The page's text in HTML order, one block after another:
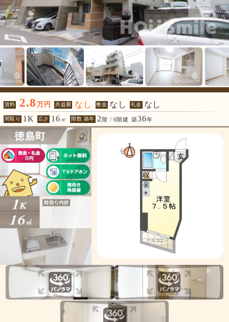
賃料 2.8 万円 共益費 なし 敷金 なし 礼金 なし
間取り 1K 広さ 16 ㎡ 階数 築年 2階 / 6階建 築36年